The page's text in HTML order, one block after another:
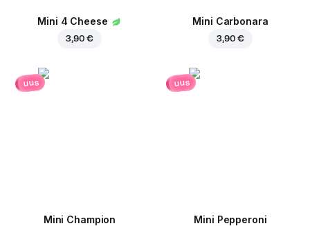
Mini 4 Cheese
3,90 €
Mini Carbonara
3,90 €
uus
Mini Champion
uus
Mini Pepperoni